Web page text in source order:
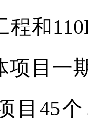
程和
项目一
目45